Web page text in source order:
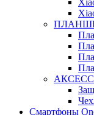
Смартфоны